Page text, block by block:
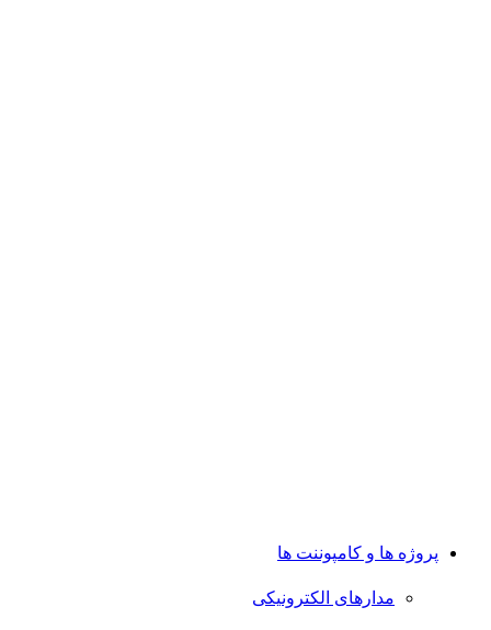
پروژه ها و کامپوننت ها
مدارهای الکترونیکی